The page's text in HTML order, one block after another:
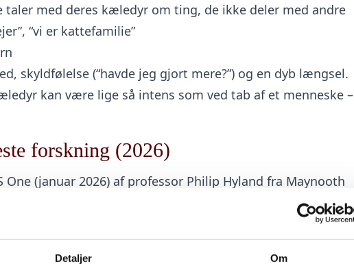
Detaljer Om
med deres kæledyr om ting, de ikke deler med andre
“vi er kattefamilie”
skyldfølelse (“havde jeg gjort mere?”) og en dyb længsel.
kan være lige så intens som ved tab af et menneske –
forskning (2026)
One (januar 2026) af professor Philip Hyland fra Maynooth
var den mest belastende sorg, de nogensinde havde
menneske.